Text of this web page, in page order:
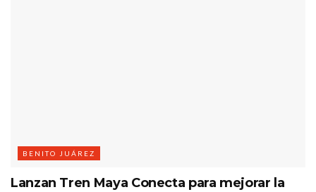
BENITO JUÁREZ
Lanzan Tren Maya Conecta para mejorar la